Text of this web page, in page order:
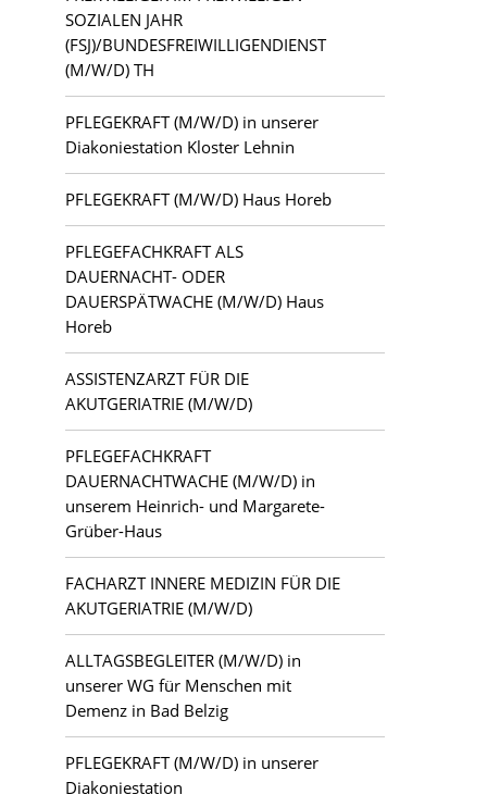
Kloster Lehnin
Lauchhammer
Letschin
Luckau
Ludwigsfelde
Mahlsdorf
Potsdam
Zehlendorf
SOZIALEN JAHR
(FSJ)/BUNDESFREIWILLIGENDIENST
(M/W/D) TH
PFLEGEKRAFT (M/W/D) in unserer
Diakoniestation Kloster Lehnin
PFLEGEKRAFT (M/W/D) Haus Horeb
PFLEGEFACHKRAFT ALS
DAUERNACHT- ODER
DAUERSPÄTWACHE (M/W/D) Haus
Horeb
ASSISTENZARZT FÜR DIE
AKUTGERIATRIE (M/W/D)
PFLEGEFACHKRAFT
DAUERNACHTWACHE (M/W/D) in
unserem Heinrich- und Margarete-
Grüber-Haus
FACHARZT INNERE MEDIZIN FÜR DIE
AKUTGERIATRIE (M/W/D)
ALLTAGSBEGLEITER (M/W/D) in
unserer WG für Menschen mit
Demenz in Bad Belzig
PFLEGEKRAFT (M/W/D) in unserer
Diakoniestation